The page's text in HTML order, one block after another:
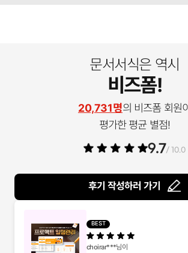
문서서식은 역시
비즈폼!
20,731명의 비즈폼 회원
평가한 평균 별점!
9.7/ 10.0
후기 작성하러 가기
BEST
choirar***님이